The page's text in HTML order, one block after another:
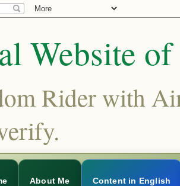
Website
Rider with
About Me Content in English